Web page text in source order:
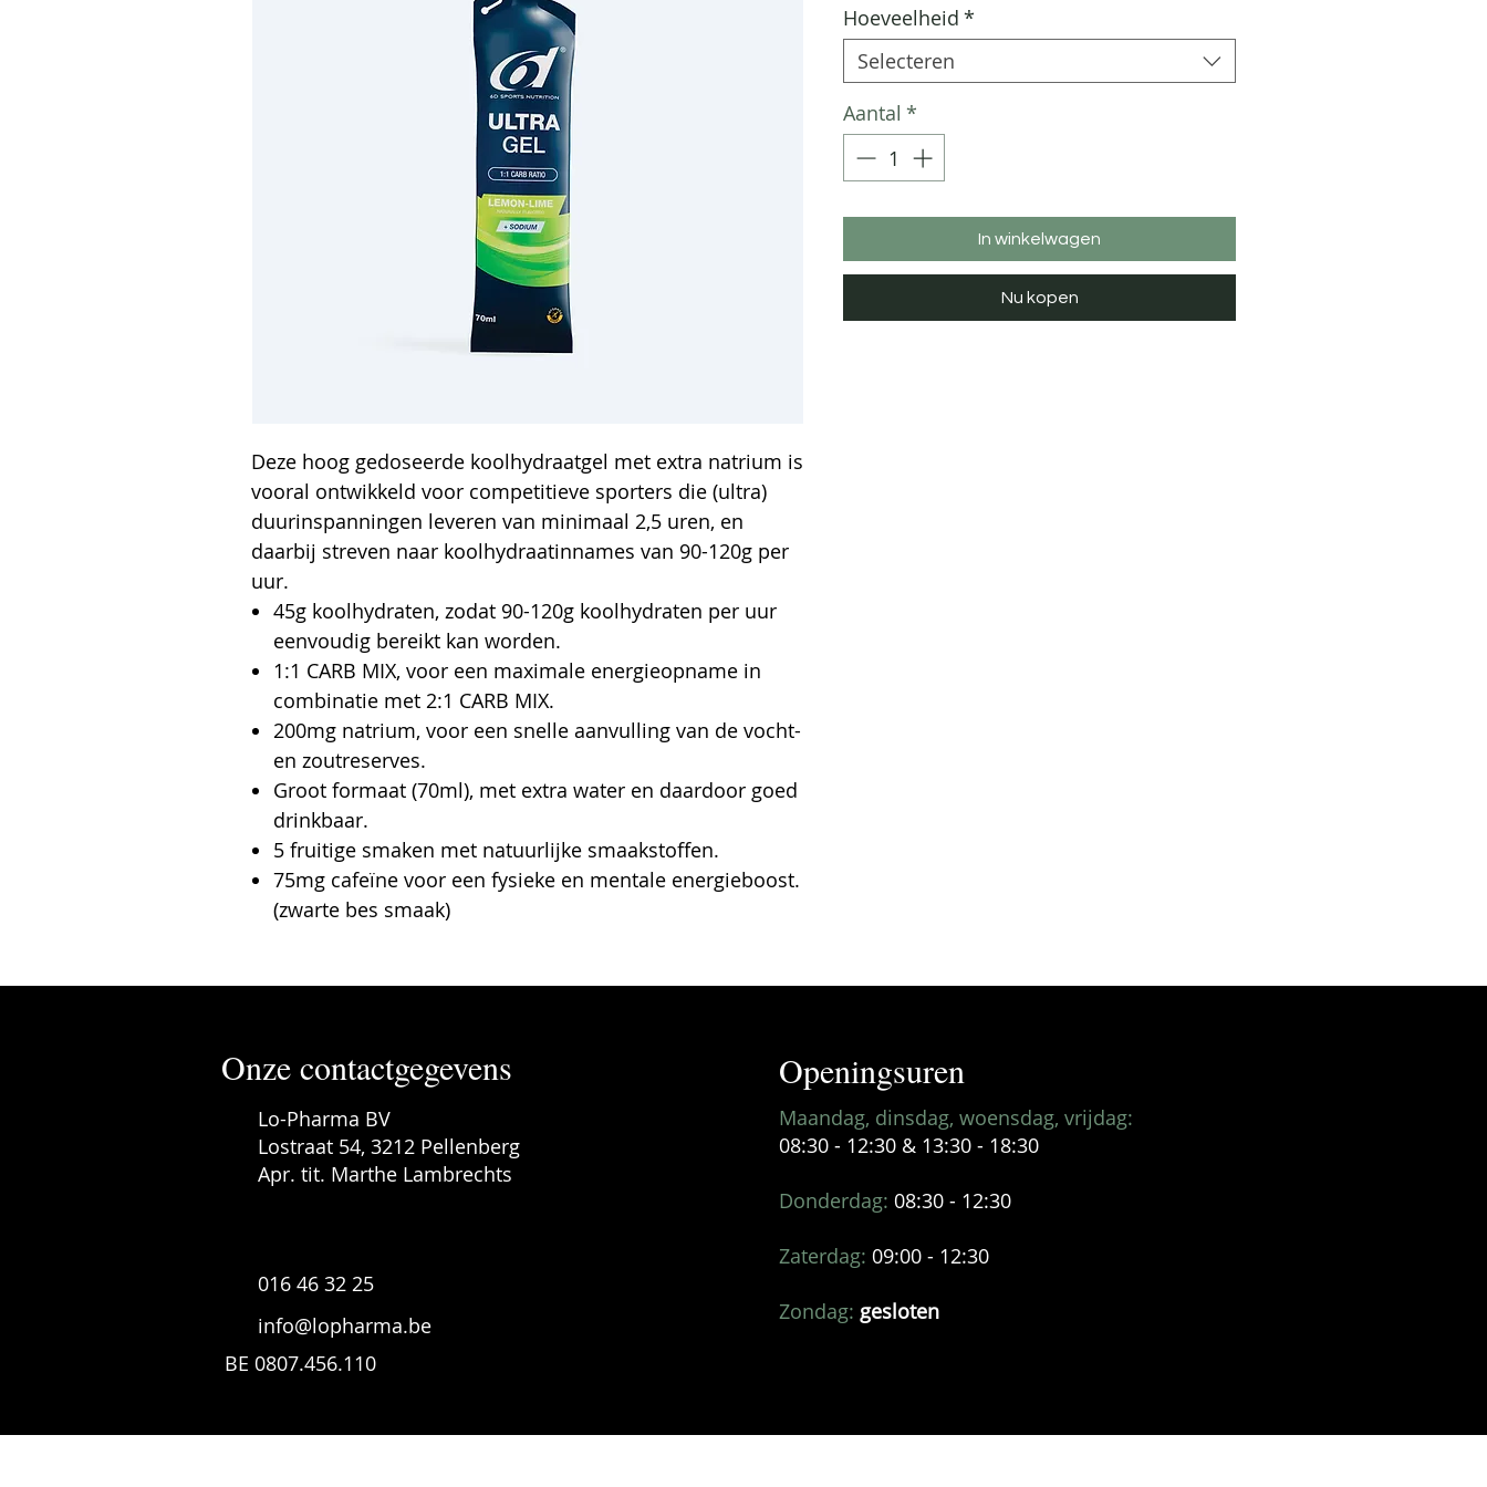
Deze hoog gedoseerde koolhydraatgel met extra natrium is
vooral ontwikkeld voor competitieve sporters die (ultra)
duurinspanningen leveren van minimaal 2,5 uren, en
daarbij streven naar koolhydraatinnames van 90-120g per
uur.
45g koolhydraten, zodat 90-120g koolhydraten per uur
eenvoudig bereikt kan worden.
1:1 CARB MIX, voor een maximale energieopname in
combinatie met 2:1 CARB MIX.
200mg natrium, voor een snelle aanvulling van de vocht-
en zoutreserves.
Groot formaat (70ml), met extra water en daardoor goed
drinkbaar.
5 fruitige smaken met natuurlijke smaakstoffen.
75mg cafeïne voor een fysieke en mentale energieboost.
(zwarte bes smaak)
per
100
Milliliters
Hoeveelheid *
Selecteren
Aantal *
In winkelwagen
Nu kopen
Onze contactgegevens
Lo-Pharma BV
Lostraat 54, 3212 Pellenberg
Apr. tit. Marthe Lambrechts
016 46 32 25
info@lopharma.be
BE 0807.456.110
Openingsuren
Maandag, dinsdag, woensdag, vrijdag:
08:30 - 12:30 & 13:30 - 18:30
Donderdag: 08:30 - 12:30
Zaterdag: 09:00 - 12:30
Zondag: gesloten